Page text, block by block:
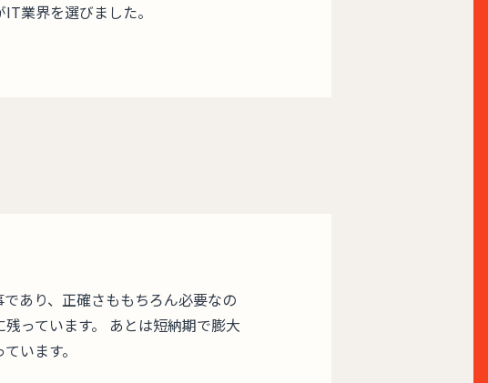
業界を選びました。
あり、正確さももちろん必要なの
っています。 あとは短納期で膨大
います。